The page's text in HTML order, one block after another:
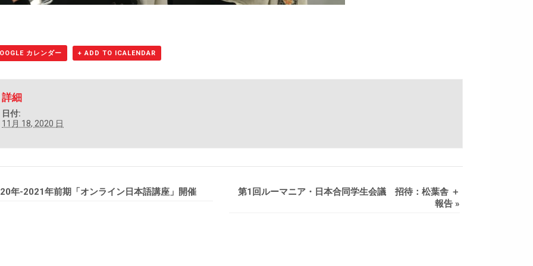
カレンダー + ADD TO ICALENDAR
詳細
日付:
11月 18, 2020 日
年-2021年前期「オンライン日本語講座」開催
第1回ルーマニア・日本合同学生会議 招待：松葉舎 ＋
報告 »